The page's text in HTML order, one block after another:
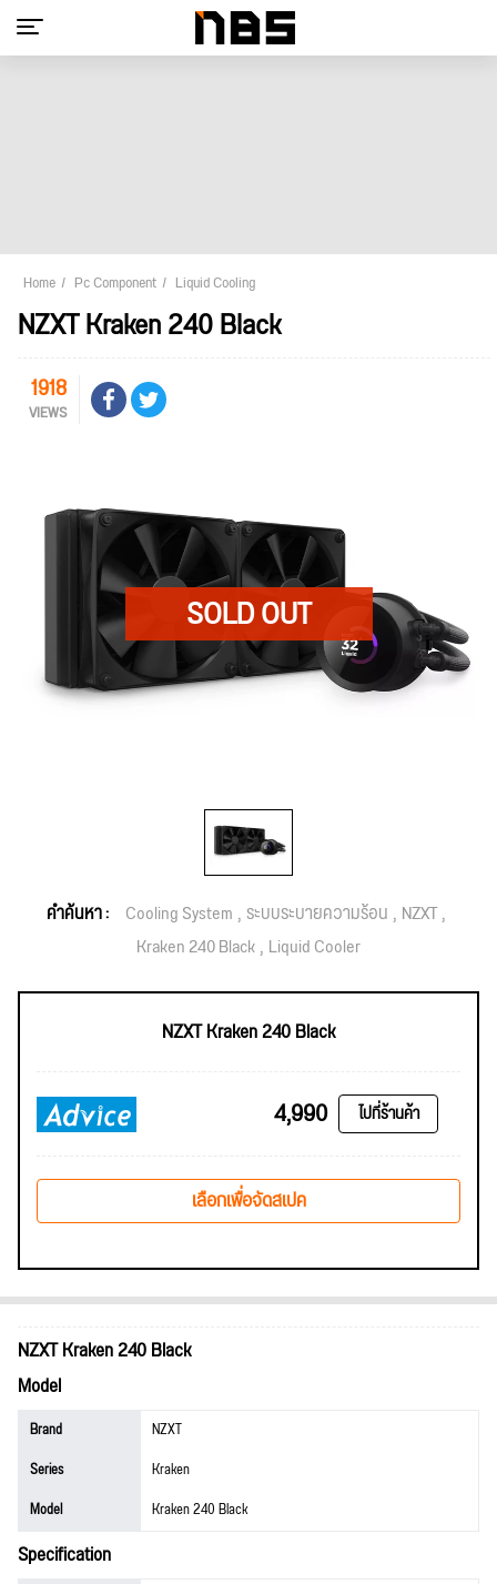
Home Pc Component Liquid Cooling
NZXT Kraken 240 Black
1918
VIEWS
คำค้นหา : Cooling System ระบบระบายความร้อน NZXT
Kraken 240 Black Liquid Cooler
NZXT Kraken 240 Black
4,990 ไปที่ร้านค้า
เลือกเพื่อจัดสเปค
NZXT Kraken 240 Black
Model
Brand
NZXT
Series
Kraken
Model
Kraken 240 Black
Specification